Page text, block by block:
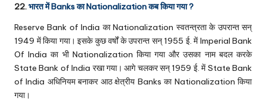
22.भारत में Banks का Nationalization कब किया गया ?
Reserve Bank of India का Nationalization स्वतन्त्रता के उपरान्त सन्
1949 में किया गया। इसके कुछ वर्षों के उपरान्त सन् 1955 ई. में Imperial Bank
Of India का भी Nationalization किया गया और उसका नाम बदल करके
State Bank of India रखा गया। आगे चलकर सन् 1959 ई. में State Bank
of India अधिनियम बनाकर आठ क्षेत्रीय Banks का Nationalization किया
गया।